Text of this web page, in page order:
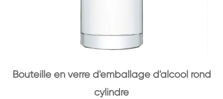
Bouteille en verre d'emballage d'alcool rond
cylindre